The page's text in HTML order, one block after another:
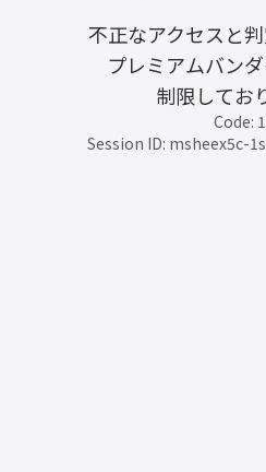
不正なアクセスと判
プレミアムバン
制限してお
Code:
Session ID: msheex5c-